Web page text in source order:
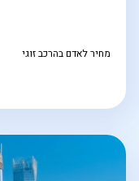
מחיר לאדם בהרכב זוגי